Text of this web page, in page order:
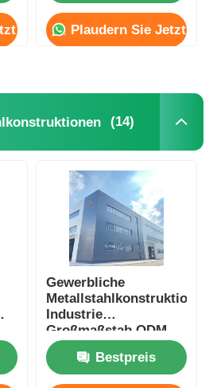
Plaudern Sie Jetzt
(14)
Gewerbliche
Industrie
Großmaßstab ODM
Bestpreis